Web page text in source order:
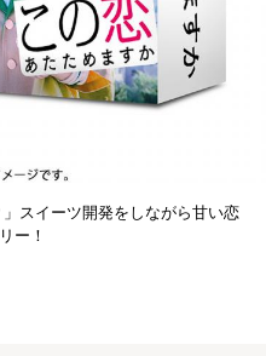
スイーツ開発をしながら甘い恋
ー！